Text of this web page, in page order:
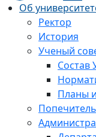
Об
Ректор
История
Ученый
Состав
Планы